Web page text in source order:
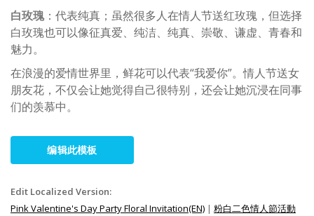
白玫瑰：代表纯真；虽然很多人在情人节送红玫瑰，但选择
白玫瑰也可以像征真爱、纯洁、纯真、崇敬、谦虚、青春和
魅力。
在浪漫的爱情世界里，鲜花可以代表“我爱你”。情人节送女
朋友花，不仅会让她觉得自己很特别，还会让她沉浸在同事
们的羡慕中。
编辑此模板
Edit Localized Version:
Pink Valentine's Day Party Floral Invitation(EN) | 粉白二色情人節活動